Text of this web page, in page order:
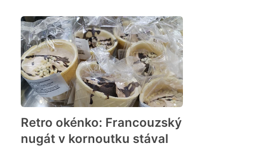
Retro okénko: Francouzský
nugát v kornoutku stával